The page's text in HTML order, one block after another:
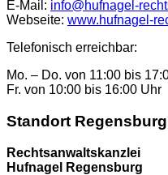
E-Mail: info@hufnagel-
Webseite: www.hufnagel-
Telefonisch erreichbar:
Mo. – Do. von 11:00 bis
Fr. von 10:00 bis 16:00 Uhr
Standort Regensburg
Rechtsanwaltskanzlei
Hufnagel Regensburg